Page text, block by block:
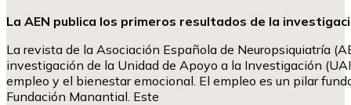
La AEN publica los primeros resultados de la
La revista de la Asociación Española de Neuropsiquiatría
investigación de la Unidad de Apoyo a la Investigación
empleo y el bienestar emocional. El empleo es un pilar
Fundación Manantial. Este